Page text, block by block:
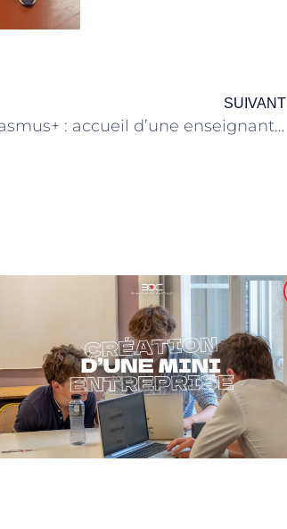
SUIVANT
Erasmus+ : accueil d’une enseignante espagnole en job shadowing